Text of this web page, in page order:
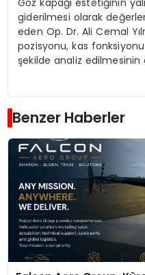
giderilmesi olarak
eden Op. Dr. Ali Cemal
pozisyonu, kas fonksiyonu
şekilde analiz
Benzer Haberler